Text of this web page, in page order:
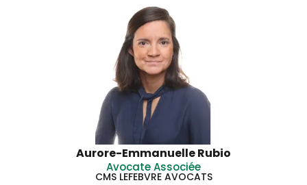
Aurore-Emmanuelle Rubio
Avocate Associée
CMS LEFEBVRE AVOCATS